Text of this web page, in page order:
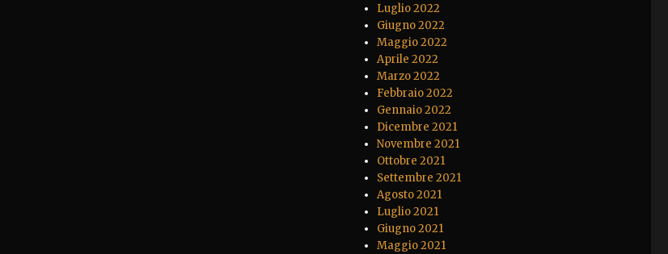
Luglio 2022
Giugno 2022
Maggio 2022
Aprile 2022
Marzo 2022
Febbraio 2022
Gennaio 2022
Dicembre 2021
Novembre 2021
Ottobre 2021
Settembre 2021
Agosto 2021
Luglio 2021
Giugno 2021
Maggio 2021